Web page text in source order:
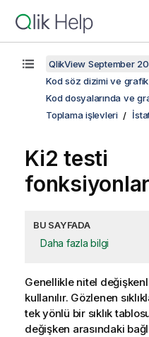
QlikView September
Kod söz dizimi ve
Kod dosyalarında ve
Toplama işlevleri
Ki2 testi
BU SAYFADA
Daha fazla bilgi
Genellikle nitel
kullanılır. Gözlenen
tek yönlü bir sıklık
değişken arasındaki